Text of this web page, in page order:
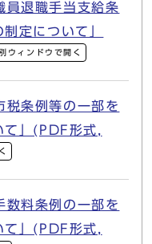
退職手当支給条
定について」
ウィンドウで開く
条例等の一部を
」(PDF形式,
料条例の一部を
」(PDF形式,